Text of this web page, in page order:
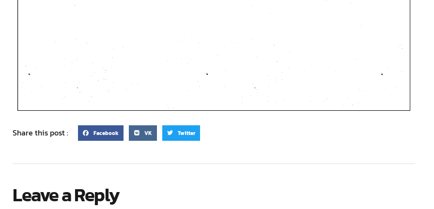
Share this post : Facebook VK Twitter
Leave a Reply